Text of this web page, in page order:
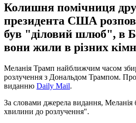
Колишня помічниця
президента США
був "діловий шлюб", в
вони жили в різних
Меланія Трамп найближчим часом
розлучення з Дональдом Трампом.
виданню Daily Mail.
За словами джерела видання, Меланія
хвилини до розлучення".